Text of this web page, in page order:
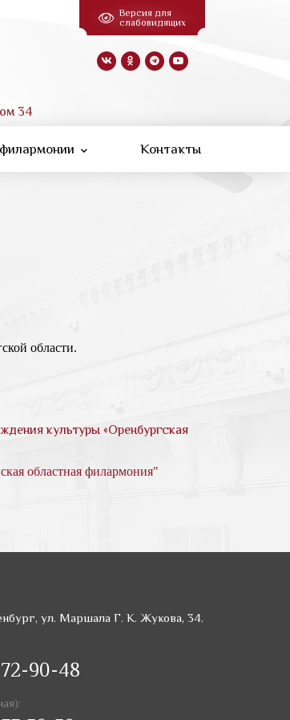
34
Версия для
слабовидящих
Контакты
области.
культуры «Оренбургская
областная филармония"
ул. Маршала Г. К. Жукова, 34.
72-90-48